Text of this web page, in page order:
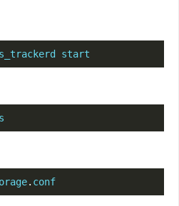
start
. conf